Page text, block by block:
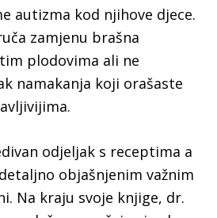
autizma kod njihove djece.
zamjenu brašna
plodovima ali ne
namakanja koji orašaste
odjeljak s receptima a
objašnjenim važnim
Na kraju svoje knjige, dr.